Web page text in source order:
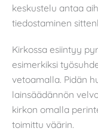
keskustelu antaa
tiedostaminen
Kirkossa esiintyy
esimerkiksi
vetoamalla. Pidän
lainsäädännön
kirkon omalla
toimittu väärin.